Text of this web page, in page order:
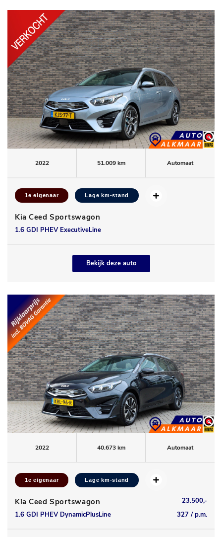
2022 51.009 km Automaat
1e eigenaar Lage km-stand
Kia Ceed Sportswagon
1.6 GDI PHEV ExecutiveLine
Bekijk deze auto
2022 40.673 km Automaat
1e eigenaar Lage km-stand
Kia Ceed Sportswagon
23.500,-
1.6 GDI PHEV DynamicPlusLine
327 / p.m.